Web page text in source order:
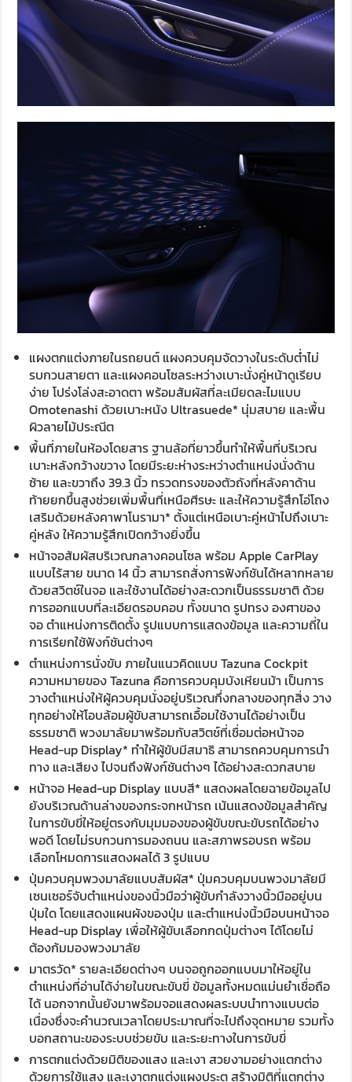
แผงตกแต่งภายในรถยนต์ แผงควบคุมจัดวางในระดับต่ำไม่
รบกวนสายตา และแผงคอนโซลระหว่างเบาะนั่งคู่หน้าดูเรียบ
ง่าย โปร่งโล่งสะอาดตา พร้อมสัมผัสที่ละเมียดละไมแบบ
Omotenashi ด้วยเบาะหนัง Ultrasuede* นุ่มสบาย และพื้น
ผิวลายไม้ประณีต
พื้นที่ภายในห้องโดยสาร ฐานล้อที่ยาวขึ้นทำให้พื้นที่บริเวณ
เบาะหลังกว้างขวาง โดยมีระยะห่างระหว่างตำแหน่งนั่งด้าน
ซ้าย และขวาถึง 39.3 นิ้ว ทรวดทรงของตัวถังที่หลังคาด้าน
ท้ายยกขึ้นสูงช่วยเพิ่มพื้นที่เหนือศีรษะ และให้ความรู้สึกโอ่โถง
เสริมด้วยหลังคาพาโนรามา* ตั้งแต่เหนือเบาะคู่หน้าไปถึงเบาะ
คู่หลัง ให้ความรู้สึกเปิดกว้างยิ่งขึ้น
หน้าจอสัมผัสบริเวณกลางคอนโซล พร้อม Apple CarPlay
แบบไร้สาย ขนาด 14 นิ้ว สามารถสั่งการฟังก์ชันได้หลากหลาย
ด้วยสวิตช์ในจอ และใช้งานได้อย่างสะดวกเป็นธรรมชาติ ด้วย
การออกแบบที่ละเอียดรอบคอบ ทั้งขนาด รูปทรง องศาของ
จอ ตำแหน่งการติดตั้ง รูปแบบการแสดงข้อมูล และความถี่ใน
การเรียกใช้ฟังก์ชันต่างๆ
ตำแหน่งการนั่งขับ ภายในแนวคิดแบบ Tazuna Cockpit
ความหมายของ Tazuna คือการควบคุมบังเหียนม้า เป็นการ
วางตำแหน่งให้ผู้ควบคุมนั่งอยู่บริเวณกึ่งกลางของทุกสิ่ง วาง
ทุกอย่างให้โอบล้อมผู้ขับสามารถเอื้อมใช้งานได้อย่างเป็น
ธรรมชาติ พวงมาลัยมาพร้อมกับสวิตช์ที่เชื่อมต่อหน้าจอ
Head-up Display* ทำให้ผู้ขับมีสมาธิ สามารถควบคุมการนำ
ทาง และเสียง ไปจนถึงฟังก์ชันต่างๆ ได้อย่างสะดวกสบาย
หน้าจอ Head-up Display แบบสี* แสดงผลโดยฉายข้อมูลไป
ยังบริเวณด้านล่างของกระจกหน้ารถ เน้นแสดงข้อมูลสำคัญ
ในการขับขี่ให้อยู่ตรงกับมุมมองของผู้ขับขณะขับรถได้อย่าง
พอดี โดยไม่รบกวนการมองถนน และสภาพรอบรถ พร้อม
เลือกโหมดการแสดงผลได้ 3 รูปแบบ
ปุ่มควบคุมพวงมาลัยแบบสัมผัส* ปุ่มควบคุมบนพวงมาลัยมี
เซนเซอร์จับตำแหน่งของนิ้วมือว่าผู้ขับกำลังวางนิ้วมืออยู่บน
ปุ่มใด โดยแสดงแผนผังของปุ่ม และตำแหน่งนิ้วมือบนหน้าจอ
Head-up Display เพื่อให้ผู้ขับเลือกกดปุ่มต่างๆ ได้โดยไม่
ต้องก้มมองพวงมาลัย
มาตรวัด* รายละเอียดต่างๆ บนจอถูกออกแบบมาให้อยู่ใน
ตำแหน่งที่อ่านได้ง่ายในขณะขับขี่ ข้อมูลทั้งหมดแม่นยำเชื่อถือ
ได้ นอกจากนั้นยังมาพร้อมจอแสดงผลระบบนำทางแบบต่อ
เนื่องซึ่งจะคำนวณเวลาโดยประมาณที่จะไปถึงจุดหมาย รวมทั้ง
บอกสถานะของระบบช่วยขับ และระยะทางในการขับขี่
การตกแต่งด้วยมิติของแสง และเงา สวยงามอย่างแตกต่าง
ด้วยการใช้แสง และเงาตกแต่งแผงประตู สร้างมิติที่แตกต่าง